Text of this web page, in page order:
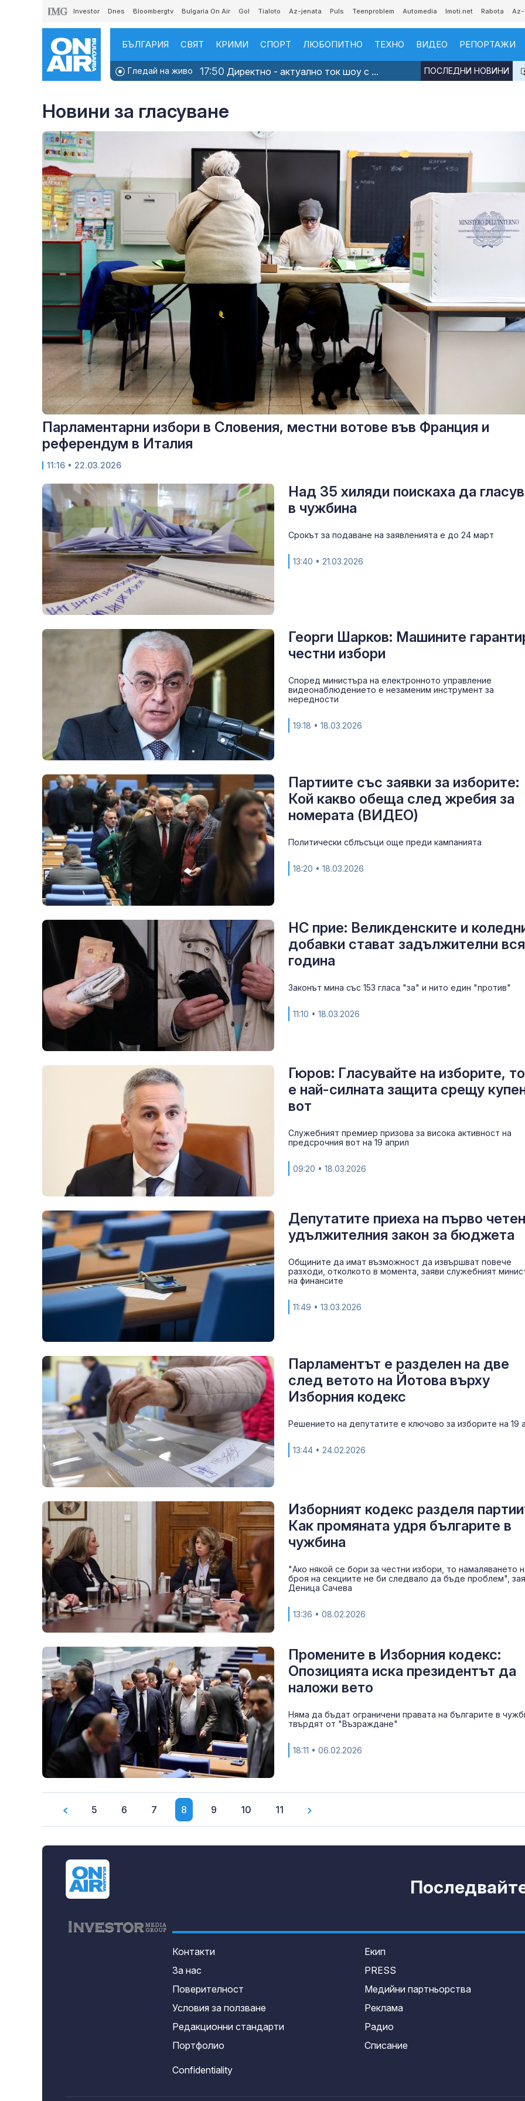
Investor Dnes Bloombergtv Bulgaria On Air Gol Tialoto Az-jenata Puls Teenproblem Automedia Imoti.net Rabota Az-
БЪЛГАРИЯ СВЯТ КРИМИ СПОРТ ЛЮБОПИТНО ТЕХНО ВИДЕО РЕПОРТАЖИ
Гледай на живо 17:50 Директно - актуално ток шоу с ... ПОСЛЕДНИ НОВИНИ
Новини за гласуване
Парламентарни избори в Словения, местни вотове във Франция и
референдум в Италия
11:16 • 22.03.2026
Над 35 хиляди поискаха да
в чужбина
Срокът за подаване на заявленията е до 24 март
13:40 • 21.03.2026
Георги Шарков: Машините
честни избори
Според министъра на електронното управление
видеонаблюдението е незаменим инструмент за
нередности
19:18 • 18.03.2026
Партиите със заявки за изборите:
Кой какво обеща след жребия за
номерата (ВИДЕО)
Политически сблъсъци още преди кампанията
18:20 • 18.03.2026
НС прие: Великденските и
добавки стават задължителни
година
Законът мина със 153 гласа "за" и нито един "против"
11:10 • 18.03.2026
Гюров: Гласувайте на изборите,
е най-силната защита срещу
вот
Служебният премиер призова за висока активност на
предсрочния вот на 19 април
09:20 • 18.03.2026
Депутатите приеха на първо
удължителния закон за бюджета
Общините да имат възможност да извършват повече
разходи, отколкото в момента, заяви служебният
на финансите
11:49 • 13.03.2026
Парламентът е разделен на две
след ветото на Йотова върху
Изборния кодекс
Решението на депутатите е ключово за изборите на 19
13:44 • 24.02.2026
Изборният кодекс разделя
Как промяната удря българите в
чужбина
"Ако някой се бори за честни избори, то намаляването
броя на секциите не би следвало да бъде проблем",
Деница Сачева
13:36 • 08.02.2026
Промените в Изборния кодекс:
Опозицията иска президентът да
наложи вето
Няма да бъдат ограничени правата на българите в
твърдят от "Възраждане"
18:11 • 06.02.2026
5 6 7 8 9 10 11
Защо някои
момчето от
Контакти
За нас
Поверителност
Условия за ползване
Редакционни стандарти
Портфолио
Екип
PRESS
Медийни партньорства
Реклама
Радио
Списание
Confidentiality